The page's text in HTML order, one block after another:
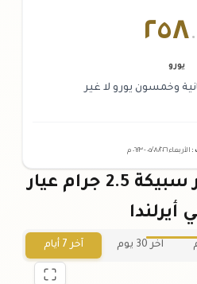
٢٥٨
يورو
وخمسون يورو لا غير
: الأربعاء ٠٥ /٠٨/٢٠٢٦ - ٠٦:٢٣م
رسم بياني لسعر سبيكة 2.5 جرام عيار
آخر 30 يوم آخر 7 أيام